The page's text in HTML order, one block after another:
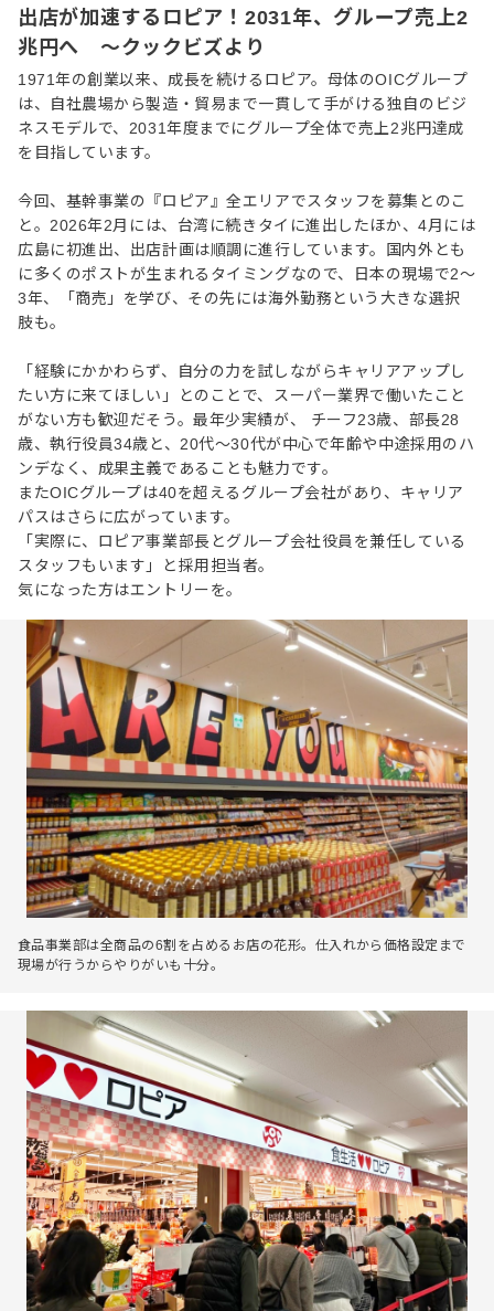
出店が加速するロピア！2031年、グループ売上2
兆円へ ～クックビズより
1971年の創業以来、成長を続けるロピア。母体のOICグループ
は、自社農場から製造・貿易まで一貫して手がける独自のビジ
ネスモデルで、2031年度までにグループ全体で売上2兆円達成
を目指しています。
今回、基幹事業の『ロピア』全エリアでスタッフを募集とのこ
と。2026年2月には、台湾に続きタイに進出したほか、4月には
広島に初進出、出店計画は順調に進行しています。国内外とも
に多くのポストが生まれるタイミングなので、日本の現場で2〜
3年、「商売」を学び、その先には海外勤務という大きな選択
肢も。
「経験にかかわらず、自分の力を試しながらキャリアアップし
たい方に来てほしい」とのことで、スーパー業界で働いたこと
がない方も歓迎だそう。最年少実績が、 チーフ23歳、部長28
歳、執行役員34歳と、20代〜30代が中心で年齢や中途採用のハ
ンデなく、成果主義であることも魅力です。
またOICグループは40を超えるグループ会社があり、キャリア
パスはさらに広がっています。
「実際に、ロピア事業部長とグループ会社役員を兼任している
スタッフもいます」と採用担当者。
気になった方はエントリーを。
食品事業部は全商品の6割を占めるお店の花形。仕入れから価格設定まで
現場が行うからやりがいも十分。